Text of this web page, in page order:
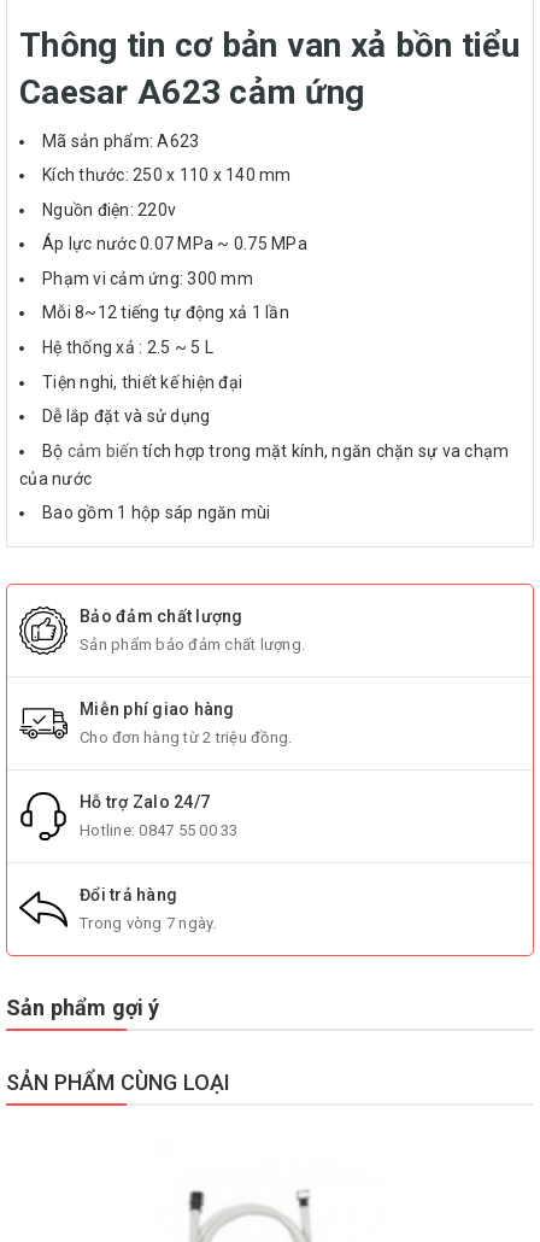
Thông tin cơ bản van xả bồn tiểu
Caesar A623 cảm ứng
Mã sản phẩm: A623
Kích thước: 250 x 110 x 140 mm
Nguồn điện: 220v
Áp lực nước 0.07 MPa ~ 0.75 MPa
Phạm vi cảm ứng: 300 mm
Mỗi 8~12 tiếng tự động xả 1 lần
Hệ thống xả : 2.5 ~ 5 L
Tiện nghi, thiết kế hiện đại
Dễ lắp đặt và sử dụng
Bộ cảm biến tích hợp trong mặt kính, ngăn chặn sự va chạm
của nước
Bao gồm 1 hộp sáp ngăn mùi
Bảo đảm chất lượng
Sản phẩm bảo đảm chất lượng.
Miễn phí giao hàng
Cho đơn hàng từ 2 triệu đồng.
Hỗ trợ Zalo 24/7
Hotline:0847 55 00 33
Đổi trả hàng
Trong vòng 7 ngày.
Sản phẩm gợi ý
SẢN PHẨM CÙNG LOẠI